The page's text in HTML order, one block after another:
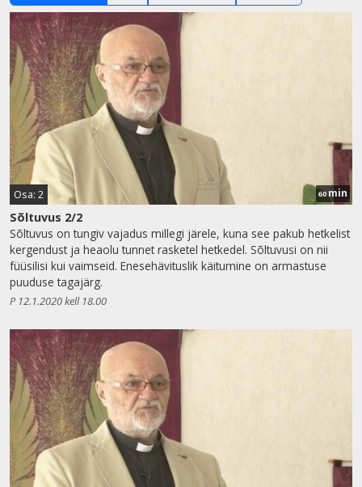
Osa: 2 60min
Sõltuvus 2/2
Sõltuvus on tungiv vajadus millegi järele, kuna see pakub hetkelist
kergendust ja heaolu tunnet rasketel hetkedel. Sõltuvusi on nii
füüsilisi kui vaimseid. Enesehävituslik käitumine on armastuse
puuduse tagajärg.
P 12.1.2020 kell 18.00